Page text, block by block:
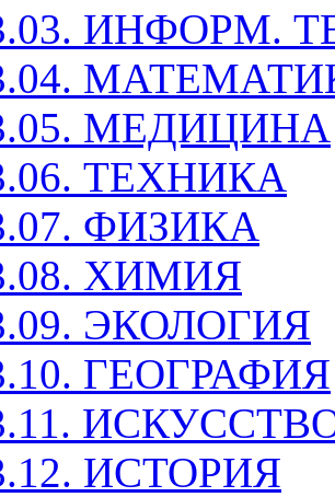
ИНФОРМ.
МЕДИЦИНА
ТЕХНИКА
ФИЗИКА
ХИМИЯ
ЭКОЛОГИЯ
ГЕОГРАФИЯ
ИСТОРИЯ